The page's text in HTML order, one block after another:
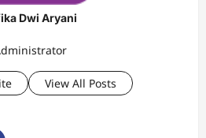
Dwi Aryani
View All Posts